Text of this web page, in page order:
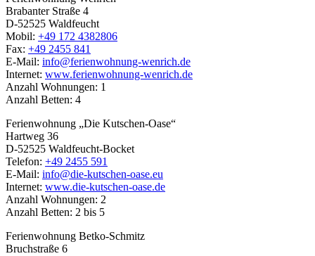
Brabanter Straße 4
D-52525 Waldfeucht
Mobil: +49 172 4382806
Fax: +49 2455 841
E-Mail: info@ferienwohnung-wenrich.de
Internet: www.ferienwohnung-wenrich.de
Anzahl Wohnungen: 1
Anzahl Betten: 4
Ferienwohnung „Die Kutschen-Oase“
Hartweg 36
D-52525 Waldfeucht-Bocket
Telefon: +49 2455 591
E-Mail: info@die-kutschen-oase.eu
Internet: www.die-kutschen-oase.de
Anzahl Wohnungen: 2
Anzahl Betten: 2 bis 5
Ferienwohnung Betko-Schmitz
Bruchstraße 6